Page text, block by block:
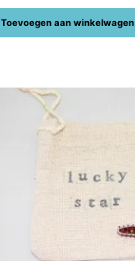
Toevoegen aan winkelwagen